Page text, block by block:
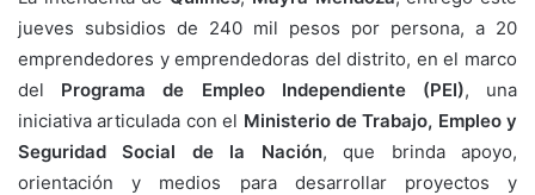
jueves subsidios de 240 mil pesos por persona, a 20
emprendedores y emprendedoras del distrito, en el marco
del Programa de Empleo Independiente (PEI), una
iniciativa articulada con el Ministerio de Trabajo, Empleo y
Seguridad Social de la Nación, que brinda apoyo,
orientación y medios para desarrollar proyectos y